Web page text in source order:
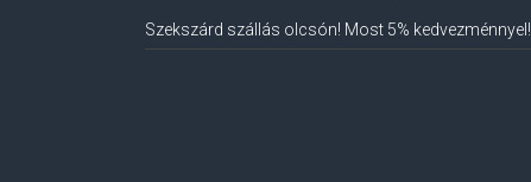
Szekszárd szállás olcsón! Most 5% kedvezménnyel!